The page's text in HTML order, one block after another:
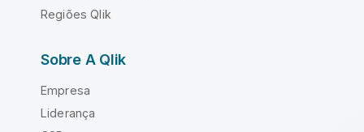
Regiões Qlik
Sobre A Qlik
Empresa
Liderança